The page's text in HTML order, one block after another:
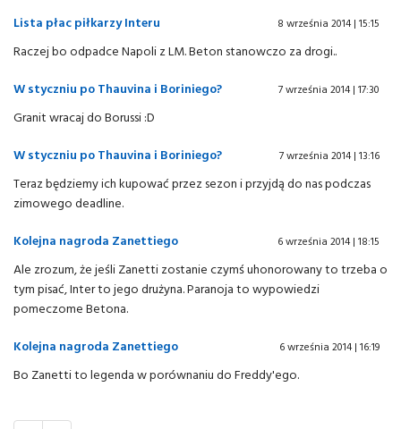
Lista płac piłkarzy Interu
8 września 2014 | 15:15
Raczej bo odpadce Napoli z LM. Beton stanowczo za drogi..
W styczniu po Thauvina i Boriniego?
7 września 2014 | 17:30
Granit wracaj do Borussi :D
W styczniu po Thauvina i Boriniego?
7 września 2014 | 13:16
Teraz będziemy ich kupować przez sezon i przyjdą do nas podczas
zimowego deadline.
Kolejna nagroda Zanettiego
6 września 2014 | 18:15
Ale zrozum, że jeśli Zanetti zostanie czymś uhonorowany to trzeba o
tym pisać, Inter to jego drużyna. Paranoja to wypowiedzi
pomeczome Betona.
Kolejna nagroda Zanettiego
6 września 2014 | 16:19
Bo Zanetti to legenda w porównaniu do Freddy'ego.